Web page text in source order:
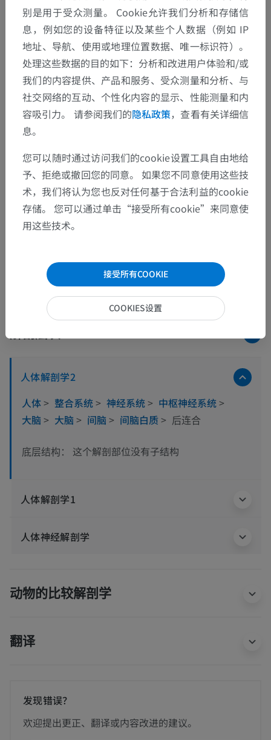
人体解剖学2
人体> 整合系统> 神经系统> 中枢神经系统>
大脑 > 大脑 > 间脑 > 间脑白质> 后连合
底层结构： 这个解剖部位没有子结构
人体解剖学1
人体神经解剖学
动物的比较解剖学
翻译
发现错误？
欢迎提出更正、翻译或内容改进的建议。
别是用于受众测量。 Cookie允许我们分析和存储信
息，例如您的设备特征以及某些个人数据（例如 IP
地址、导航、使用或地理位置数据、唯一标识符）。
处理这些数据的目的如下：分析和改进用户体验和/或
我们的内容提供、产品和服务、受众测量和分析、与
社交网络的互动、个性化内容的显示、性能测量和内
容吸引力。 请参阅我们的隐私政策，查看有关详细信
息。
您可以随时通过访问我们的cookie设置工具自由地给
予、拒绝或撤回您的同意。 如果您不同意使用这些技
术，我们将认为您也反对任何基于合法利益的cookie
存储。 您可以通过单击“接受所有cookie”来同意使
用这些技术。
接受所有COOKIE
COOKIES设置